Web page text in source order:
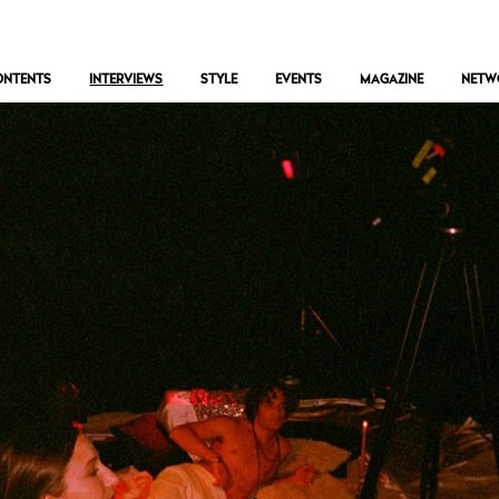
INTERVIEWS STYLE EVENTS MAGAZINE